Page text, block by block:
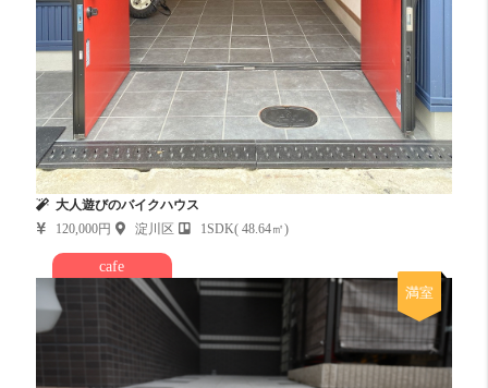
大人遊びのバイクハウス
120,000円
淀川区 1SDK( 48.64㎡)
cafe
満室